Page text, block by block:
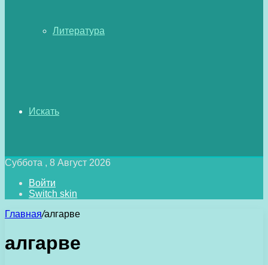
Литература
Искать
Суббота , 8 Август 2026
Войти
Switch skin
Главная/алгарве
алгарве